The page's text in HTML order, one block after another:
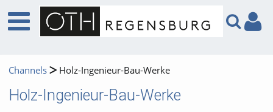
Channels Holz-Ingenieur-Bau-Werke
Holz-Ingenieur-Bau-Werke